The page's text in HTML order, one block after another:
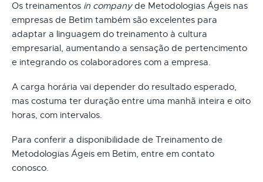
Os treinamentos in companyde Metodologias Ágeis nas
empresas de Betim também são excelentes para
adaptar a linguagem do treinamento à cultura
empresarial, aumentando a sensação de pertencimento
e integrando os colaboradores com a empresa.
A carga horária vai depender do resultado esperado,
mas costuma ter duração entre uma manhã inteira e oito
horas, com intervalos.
Para conferir a disponibilidade de Treinamento de
Metodologias Ágeis em Betim, entre em contato
conosco.